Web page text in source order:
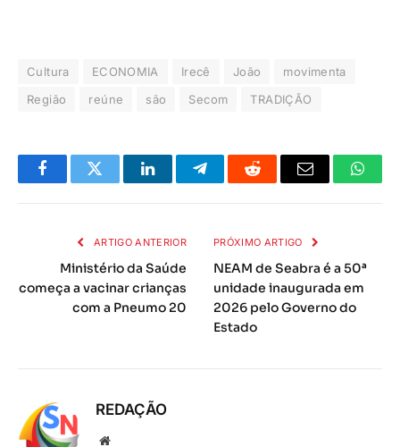
Cultura ECONOMIA Irecê João
movimenta
Região
reúne são Secom TRADIÇÃO
FacebookTwitter LinkedInTelegramaReddit
E-
ARTIGO ANTERIOR
Ministério da Saúde
começa a vacinar crianças
com a Pneumo 20
PRÓXIMO ARTIGO
NEAM de Seabra é a 50ª
unidade inaugurada em
2026 pelo Governo do
Estado
REDAÇÃO
Local